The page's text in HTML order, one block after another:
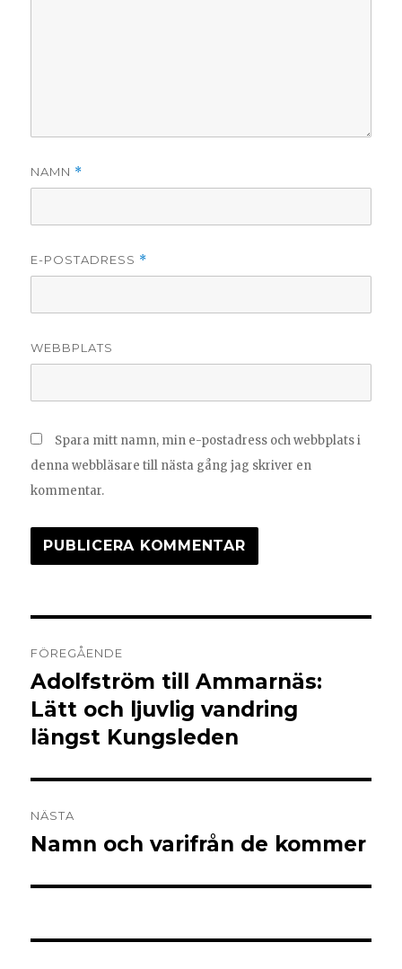
NAMN *
E-POSTADRESS *
WEBBPLATS
Spara mitt namn, min e-postadress och webbplats i
denna webbläsare till nästa gång jag skriver en
kommentar.
FÖREGÅENDE
Adolfström till Ammarnäs:
Lätt och ljuvlig vandring
längst Kungsleden
NÄSTA
Namn och varifrån de kommer